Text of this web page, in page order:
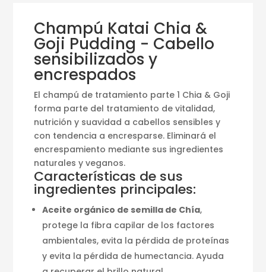
Champú Katai Chia &
Goji Pudding - Cabello
sensibilizados y
encrespados
El champú de tratamiento parte 1 Chia & Goji
forma parte del tratamiento de vitalidad,
nutrición y suavidad a cabellos sensibles y
con tendencia a encresparse. Eliminará el
encrespamiento mediante sus ingredientes
naturales y veganos.
Características de sus
ingredientes principales:
Aceite orgánico de semilla de Chía,
protege la fibra capilar de los factores
ambientales, evita la pérdida de proteínas
y evita la pérdida de humectancia. Ayuda